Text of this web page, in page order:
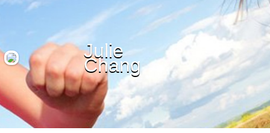
最新留言
商家合作
Julie
Chang